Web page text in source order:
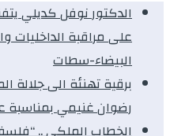
على مراقبة الداخليات
البيضاء-سطات
برقية تهنئة الى
رضوان غنيمي بمناسبة
الخطاب الملكي ..